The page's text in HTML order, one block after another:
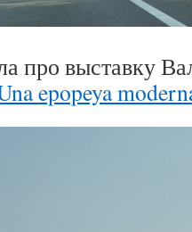
про выставку
epopeya